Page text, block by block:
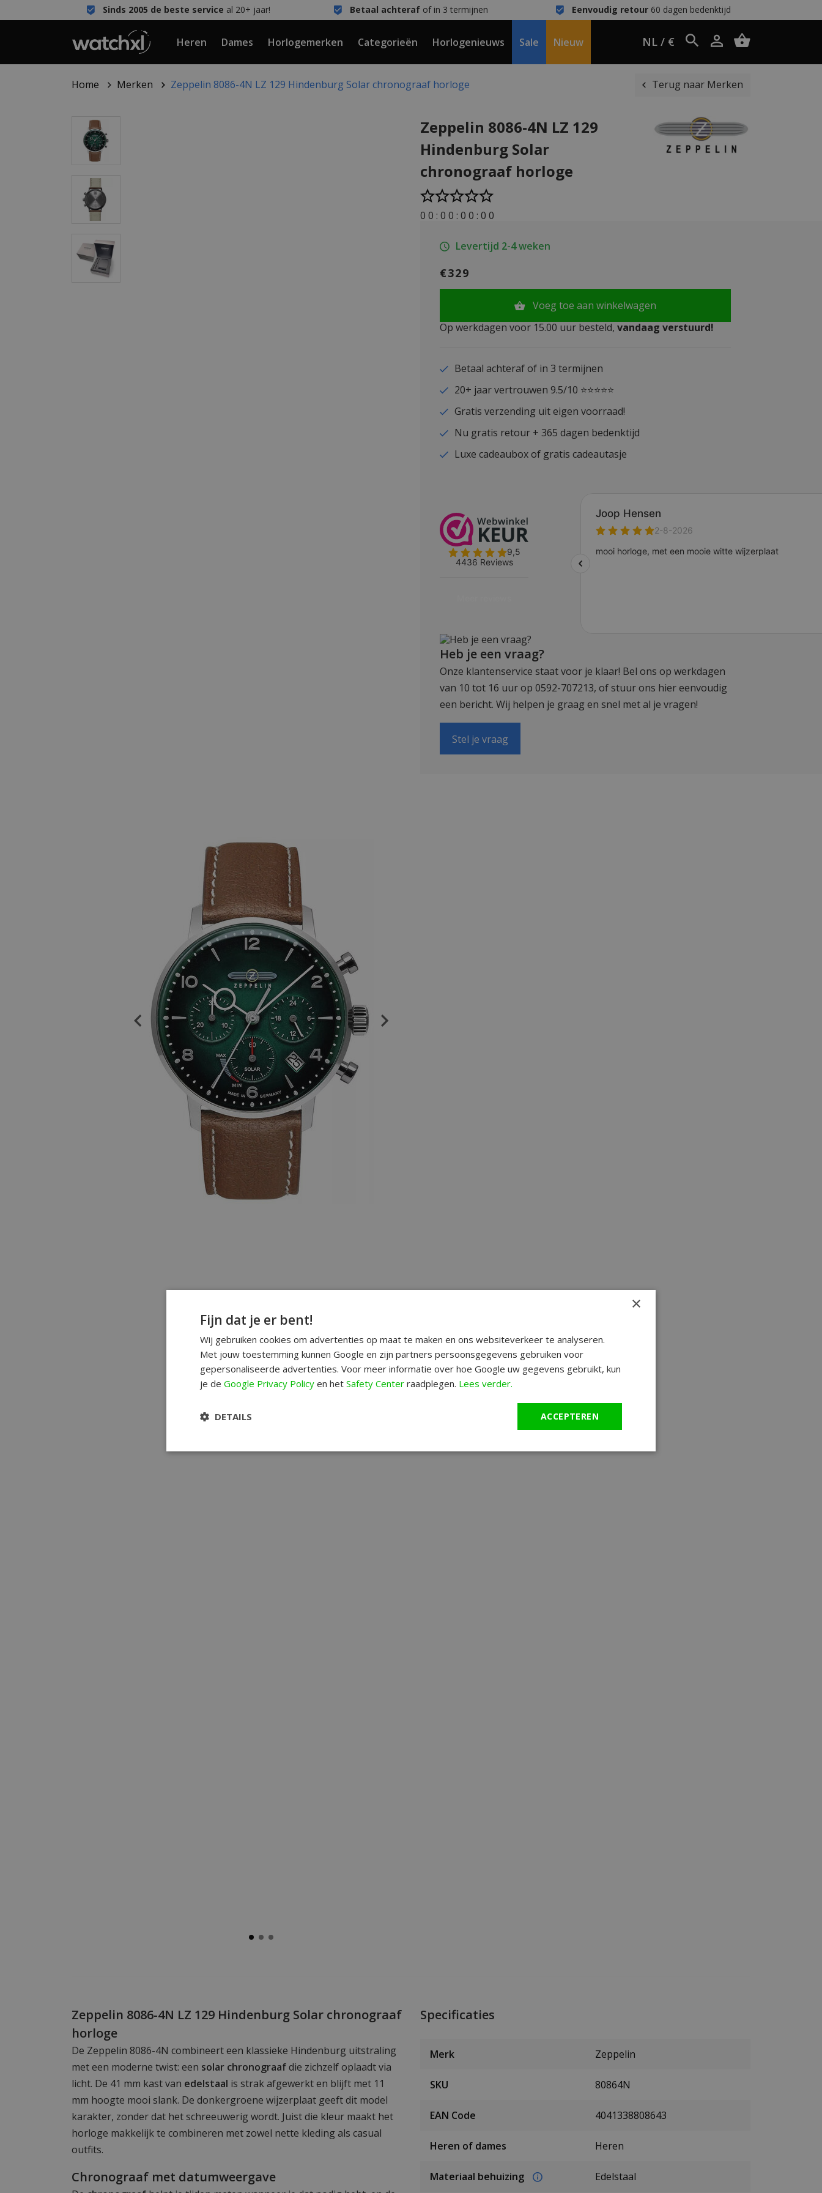
Sinds 2005 de beste service al 20+ jaar! Betaal achterafof in 3 termijnen Eenvoudig retour60 dagen bedenktijd
Heren Dames Horlogemerken Categorieën Horlogenieuws Sale Nieuw NL / €
Home Merken Zeppelin 8086-4N LZ 129 Hindenburg Solar chronograaf horloge Terug naar Merken
Zeppelin 8086-4N LZ 129
Hindenburg Solar
chronograaf horloge
0 0 : 0 0 : 0 0 : 0 0
Levertijd 2-4 weken
€329
Voeg toe aan winkelwagen
Op werkdagen voor 15.00 uur besteld, vandaag verstuurd!
Betaal achteraf of in 3 termijnen
20+ jaar vertrouwen 9.5/10 ⭐⭐⭐⭐⭐
Gratis verzending uit eigen voorraad!
Nu gratis retour + 365 dagen bedenktijd
Luxe cadeaubox of gratis cadeautasje
Heb je een vraag?
Onze klantenservice staat voor je klaar! Bel ons op werkdagen
van 10 tot 16 uur op 0592-707213, of stuur ons hier eenvoudig
een bericht. Wij helpen je graag en snel met al je vragen!
Stel je vraag
Zeppelin 8086-4N LZ 129 Hindenburg Solar chronograaf
horloge
De Zeppelin 8086-4N combineert een klassieke Hindenburg uitstraling
met een moderne twist: een solar chronograafdie zichzelf oplaadt via
licht. De 41 mm kast van edelstaal is strak afgewerkt en blijft met 11
mm hoogte mooi slank. De donkergroene wijzerplaat geeft dit model
karakter, zonder dat het schreeuwerig wordt. Juist die kleur maakt het
horloge makkelijk te combineren met zowel nette kleding als casual
outfits.
Chronograaf met datumweergave
Specificaties
Merk Zeppelin
SKU 80864N
EAN Code 4041338808643
Heren of dames Heren
Materiaal behuizing Edelstaal
×
Fijn dat je er bent!
Wij gebruiken cookies om advertenties op maat te maken en ons websiteverkeer te analyseren.
Met jouw toestemming kunnen Google en zijn partners persoonsgegevens gebruiken voor
gepersonaliseerde advertenties. Voor meer informatie over hoe Google uw gegevens gebruikt, kun
je de Google Privacy Policy en het Safety Center raadplegen. Lees verder.
ACCEPTEREN
DETAILS